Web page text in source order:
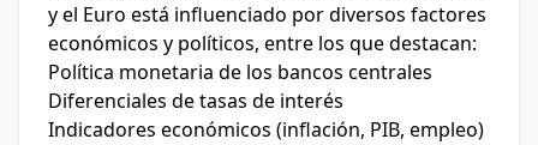
y el Euro está influenciado por diversos factores
económicos y políticos, entre los que destacan:
Política monetaria de los bancos centrales
Diferenciales de tasas de interés
Indicadores económicos (inflación, PIB, empleo)